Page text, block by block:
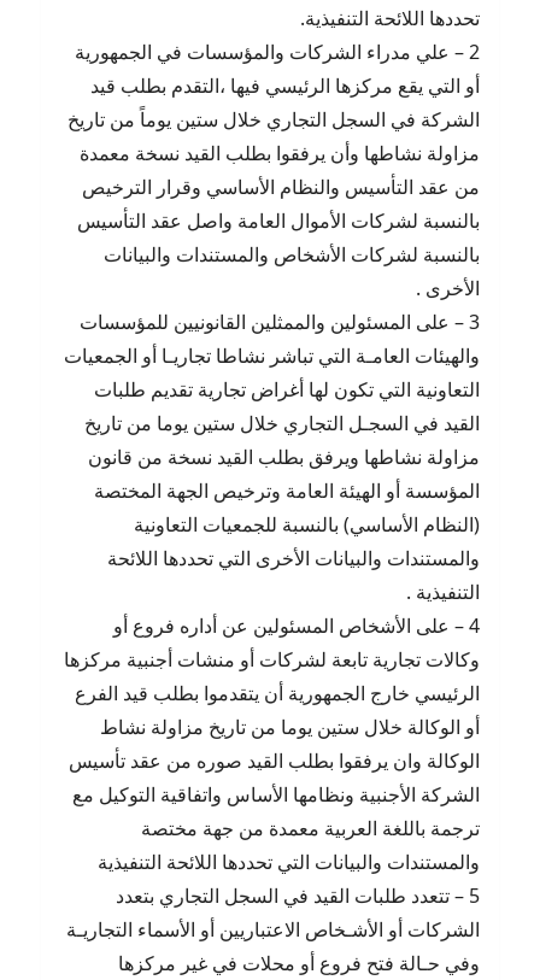
تحددها اللائحة التنفيذية.
2 – علي مدراء الشركات والمؤسسات في الجمهورية
أو التي يقع مركزها الرئيسي فيها ،التقدم بطلب قيد
الشركة في السجل التجاري خلال ستين يوماً من تاريخ
مزاولة نشاطها وأن يرفقوا بطلب القيد نسخة معمدة
من عقد التأسيس والنظام الأساسي وقرار الترخيص
بالنسبة لشركات الأموال العامة واصل عقد التأسيس
بالنسبة لشركات الأشخاص والمستندات والبيانات
الأخرى .
3 – على المسئولين والممثلين القانونيين للمؤسسات
والهيئات العامـة التي تباشر نشاطا تجاريـا أو الجمعيات
التعاونية التي تكون لها أغراض تجارية تقديم طلبات
القيد في السجـل التجاري خلال ستين يوما من تاريخ
مزاولة نشاطها ويرفق بطلب القيد نسخة من قانون
المؤسسة أو الهيئة العامة وترخيص الجهة المختصة
(النظام الأساسي) بالنسبة للجمعيات التعاونية
والمستندات والبيانات الأخرى التي تحددها اللائحة
التنفيذية .
4 – على الأشخاص المسئولين عن أداره فروع أو
وكالات تجارية تابعة لشركات أو منشات أجنبية مركزها
الرئيسي خارج الجمهورية أن يتقدموا بطلب قيد الفرع
أو الوكالة خلال ستين يوما من تاريخ مزاولة نشاط
الوكالة وان يرفقوا بطلب القيد صوره من عقد تأسيس
الشركة الأجنبية ونظامها الأساس واتفاقية التوكيل مع
ترجمة باللغة العربية معمدة من جهة مختصة
والمستندات والبيانات التي تحددها اللائحة التنفيذية
5 – تتعدد طلبات القيد في السجل التجاري بتعدد
الشركات أو الأشـخاص الاعتباريين أو الأسماء التجاريـة
وفي حـالة فتح فروع أو محلات في غير مركزها